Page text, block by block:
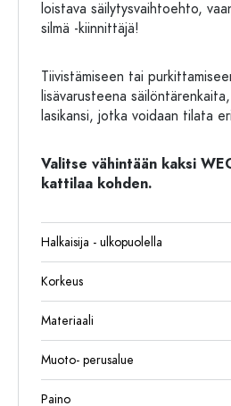
loistava säilytysvaihtoehto,
silmä -kiinnittäjä!
Tiivistämiseen tai
lisävarusteena säilöntärenkaita,
lasikansi, jotka voidaan tilata
Valitse vähintään kaksi
kattilaa kohden.
Halkaisija - ulkopuolella
Korkeus
Materiaali
Muoto- perusalue
Paino